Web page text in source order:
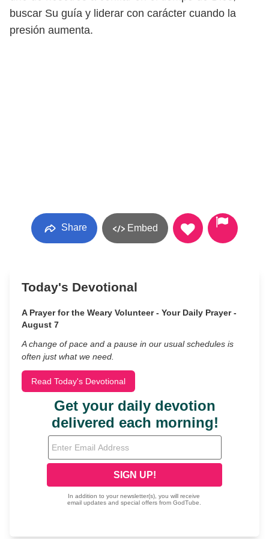
buscar Su guía y liderar con carácter cuando la
presión aumenta.
Share Embed
Today's Devotional
A Prayer for the Weary Volunteer - Your Daily Prayer -
August 7
A change of pace and a pause in our usual schedules is
often just what we need.
Read Today's Devotional